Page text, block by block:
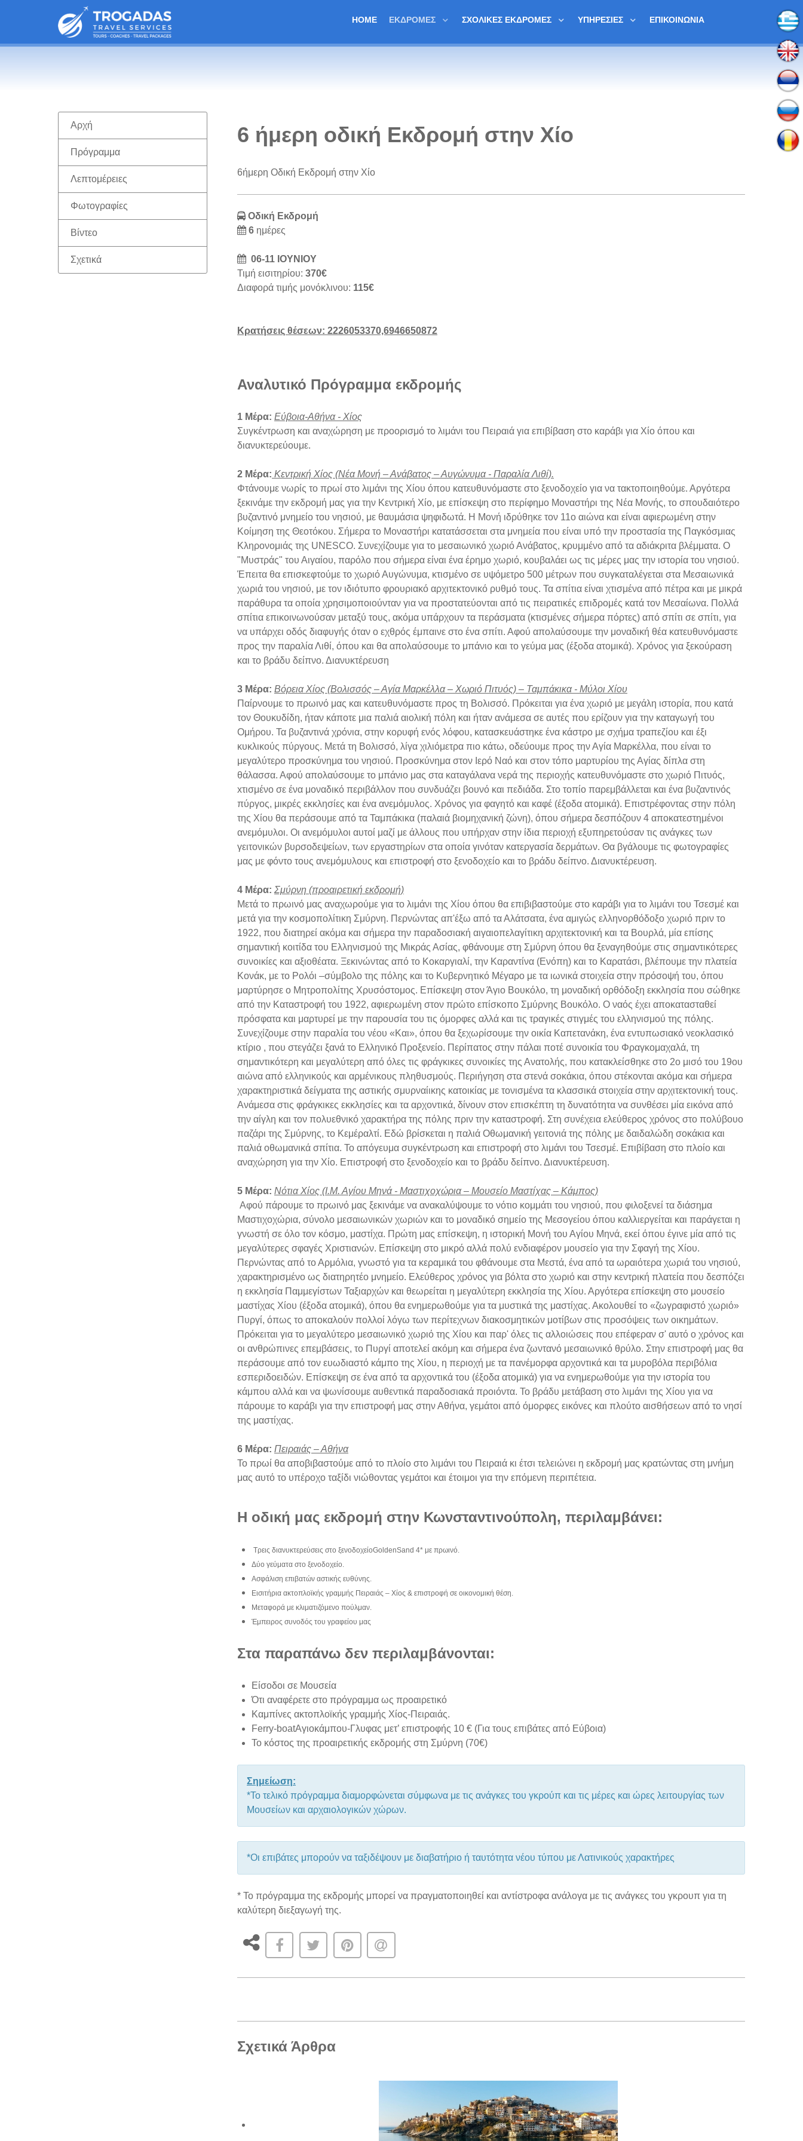
HOME ΕΚΔΡΟΜΈΣ ΣΧΟΛΙΚΈΣ ΕΚΔΡΟΜΈΣ ΥΠΗΡΕΣΊΕΣ ΕΠΙΚΟΙΝΩΝΊΑ
Αρχή
Πρόγραμμα
Λεπτομέρειες
Φωτογραφίες
Βίντεο
Σχετικά
6 ήμερη οδική Εκδρομή στην Χίο
6ήμερη Οδική Εκδρομή στην Χίο
Οδική Εκδρομή
6 ημέρες
06-11 ΙΟΥΝΙΟΥ
Τιμή εισιτηρίου: 370€
Διαφορά τιμής μονόκλινου: 115€
Κρατήσεις θέσεων: 2226053370,6946650872
Αναλυτικό Πρόγραμμα εκδρομής
1 Μέρα: Εύβοια-Αθήνα - Χίος
Συγκέντρωση και αναχώρηση με προορισμό το λιμάνι του Πειραιά για επιβίβαση στο καράβι για Χίο όπου και
διανυκτερεύουμε.
2 Μέρα: Κεντρική Χίος (Νέα Μονή – Ανάβατος – Αυγώνυμα - Παραλία Λιθί).
Φτάνουμε νωρίς το πρωί στο λιμάνι της Χίου όπου κατευθυνόμαστε στο ξενοδοχείο για να τακτοποιηθούμε. Αργότερα
ξεκινάμε την εκδρομή μας για την Κεντρική Χίο, με επίσκεψη στο περίφημο Μοναστήρι της Νέα Μονής, το σπουδαιότερο
βυζαντινό μνημείο του νησιού, με θαυμάσια ψηφιδωτά. Η Μονή ιδρύθηκε τον 11ο αιώνα και είναι αφιερωμένη στην
Κοίμηση της Θεοτόκου. Σήμερα το Μοναστήρι κατατάσσεται στα μνημεία που είναι υπό την προστασία της Παγκόσμιας
Κληρονομιάς της UNESCO. Συνεχίζουμε για το μεσαιωνικό χωριό Ανάβατος, κρυμμένο από τα αδιάκριτα βλέμματα. Ο
"Μυστράς" του Αιγαίου, παρόλο που σήμερα είναι ένα έρημο χωριό, κουβαλάει ως τις μέρες μας την ιστορία του νησιού.
Έπειτα θα επισκεφτούμε το χωριό Αυγώνυμα, κτισμένο σε υψόμετρο 500 μέτρων που συγκαταλέγεται στα Μεσαιωνικά
χωριά του νησιού, με τον ιδιότυπο φρουριακό αρχιτεκτονικό ρυθμό τους. Τα σπίτια είναι χτισμένα από πέτρα και με μικρά
παράθυρα τα οποία χρησιμοποιούνταν για να προστατεύονται από τις πειρατικές επιδρομές κατά τον Μεσαίωνα. Πολλά
σπίτια επικοινωνούσαν μεταξύ τους, ακόμα υπάρχουν τα περάσματα (κτισμένες σήμερα πόρτες) από σπίτι σε σπίτι, για
να υπάρχει οδός διαφυγής όταν ο εχθρός έμπαινε στο ένα σπίτι. Αφού απολαύσουμε την μοναδική θέα κατευθυνόμαστε
προς την παραλία Λιθί, όπου και θα απολαύσουμε το μπάνιο και το γεύμα μας (έξοδα ατομικά). Χρόνος για ξεκούραση
και το βράδυ δείπνο. Διανυκτέρευση
3 Μέρα: Βόρεια Χίος (Βολισσός – Αγία Μαρκέλλα – Χωριό Πιτυός) – Ταμπάκικα - Μύλοι Χίου
Παίρνουμε το πρωινό μας και κατευθυνόμαστε προς τη Βολισσό. Πρόκειται για ένα χωριό με μεγάλη ιστορία, που κατά
τον Θουκυδίδη, ήταν κάποτε μια παλιά αιολική πόλη και ήταν ανάμεσα σε αυτές που ερίζουν για την καταγωγή του
Ομήρου. Τα βυζαντινά χρόνια, στην κορυφή ενός λόφου, κατασκευάστηκε ένα κάστρο με σχήμα τραπεζίου και έξι
κυκλικούς πύργους. Μετά τη Βολισσό, λίγα χιλιόμετρα πιο κάτω, οδεύουμε προς την Αγία Μαρκέλλα, που είναι το
μεγαλύτερο προσκύνημα του νησιού. Προσκύνημα στον Ιερό Ναό και στον τόπο μαρτυρίου της Αγίας δίπλα στη
θάλασσα. Αφού απολαύσουμε το μπάνιο μας στα καταγάλανα νερά της περιοχής κατευθυνόμαστε στο χωριό Πιτυός,
xτισμένο σε ένα μοναδικό περιβάλλον που συνδυάζει βουνό και πεδιάδα. Στο τοπίο παρεμβάλλεται και ένα βυζαντινός
πύργος, μικρές εκκλησίες και ένα ανεμόμυλος. Χρόνος για φαγητό και καφέ (έξοδα ατομικά). Επιστρέφοντας στην πόλη
της Χίου θα περάσουμε από τα Ταμπάκικα (παλαιά βιομηχανική ζώνη), όπου σήμερα δεσπόζουν 4 αποκατεστημένοι
ανεμόμυλοι. Οι ανεμόμυλοι αυτοί μαζί με άλλους που υπήρχαν στην ίδια περιοχή εξυπηρετούσαν τις ανάγκες των
γειτονικών βυρσοδεψείων, των εργαστηρίων στα οποία γινόταν κατεργασία δερμάτων. Θα βγάλουμε τις φωτογραφίες
μας με φόντο τους ανεμόμυλους και επιστροφή στο ξενοδοχείο και το βράδυ δείπνο. Διανυκτέρευση.
4 Μέρα: Σμύρνη (προαιρετική εκδρομή)
Μετά το πρωινό μας αναχωρούμε για το λιμάνι της Χίου όπου θα επιβιβαστούμε στο καράβι για το λιμάνι του Τσεσμέ και
μετά για την κοσμοπολίτικη Σμύρνη. Περνώντας απ'έξω από τα Αλάτσατα, ένα αμιγώς ελληνορθόδοξο χωριό πριν το
1922, που διατηρεί ακόμα και σήμερα την παραδοσιακή αιγαιοπελαγίτικη αρχιτεκτονική και τα Βουρλά, μία επίσης
σημαντική κοιτίδα του Ελληνισμού της Μικράς Ασίας, φθάνουμε στη Σμύρνη όπου θα ξεναγηθούμε στις σημαντικότερες
συνοικίες και αξιοθέατα. Ξεκινώντας από το Κοκαργιαλί, την Καραντίνα (Ενόπη) και το Καρατάσι, βλέπουμε την πλατεία
Κονάκ, με το Ρολόι –σύμβολο της πόλης και το Κυβερνητικό Μέγαρο με τα ιωνικά στοιχεία στην πρόσοψή του, όπου
μαρτύρησε ο Μητροπολίτης Χρυσόστομος. Επίσκεψη στον Άγιο Βουκόλο, τη μοναδική ορθόδοξη εκκλησία που σώθηκε
από την Καταστροφή του 1922, αφιερωμένη στον πρώτο επίσκοπο Σμύρνης Βουκόλο. Ο ναός έχει αποκατασταθεί
πρόσφατα και μαρτυρεί με την παρουσία του τις όμορφες αλλά και τις τραγικές στιγμές του ελληνισμού της πόλης.
Συνεχίζουμε στην παραλία του νέου «Και», όπου θα ξεχωρίσουμε την οικία Καπετανάκη, ένα εντυπωσιακό νεοκλασικό
κτίριο , που στεγάζει ξανά το Ελληνικό Προξενείο. Περίπατος στην πάλαι ποτέ συνοικία του Φραγκομαχαλά, τη
σημαντικότερη και μεγαλύτερη από όλες τις φράγκικες συνοικίες της Ανατολής, που κατακλείσθηκε στο 2ο μισό του 19ου
αιώνα από ελληνικούς και αρμένικους πληθυσμούς. Περιήγηση στα στενά σοκάκια, όπου στέκονται ακόμα και σήμερα
χαρακτηριστικά δείγματα της αστικής σμυρναίικης κατοικίας με τονισμένα τα κλασσικά στοιχεία στην αρχιτεκτονική τους.
Ανάμεσα στις φράγκικες εκκλησίες και τα αρχοντικά, δίνουν στον επισκέπτη τη δυνατότητα να συνθέσει μία εικόνα από
την αίγλη και τον πολυεθνικό χαρακτήρα της πόλης πριν την καταστροφή. Στη συνέχεια ελεύθερος χρόνος στο πολύβουο
παζάρι της Σμύρνης, το Κεμέραλτί. Εδώ βρίσκεται η παλιά Οθωμανική γειτονιά της πόλης με δαιδαλώδη σοκάκια και
παλιά οθωμανικά σπίτια. Το απόγευμα συγκέντρωση και επιστροφή στο λιμάνι του Τσεσμέ. Επιβίβαση στο πλοίο και
αναχώρηση για την Χίο. Επιστροφή στο ξενοδοχείο και το βράδυ δείπνο. Διανυκτέρευση.
5 Μέρα: Νότια Χίος (Ι.Μ. Αγίου Μηνά - Μαστιχοχώρια – Μουσείο Μαστίχας – Κάμπος)
Αφού πάρουμε το πρωινό μας ξεκινάμε να ανακαλύψουμε το νότιο κομμάτι του νησιού, που φιλοξενεί τα διάσημα
Μαστιχοχώρια, σύνολο μεσαιωνικών χωριών και το μοναδικό σημείο της Μεσογείου όπου καλλιεργείται και παράγεται η
γνωστή σε όλο τον κόσμο, μαστίχα. Πρώτη μας επίσκεψη, η ιστορική Μονή του Αγίου Μηνά, εκεί όπου έγινε μία από τις
μεγαλύτερες σφαγές Χριστιανών. Επίσκεψη στο μικρό αλλά πολύ ενδιαφέρον μουσείο για την Σφαγή της Χίου.
Περνώντας από το Αρμόλια, γνωστό για τα κεραμικά του φθάνουμε στα Μεστά, ένα από τα ωραιότερα χωριά του νησιού,
χαρακτηρισμένο ως διατηρητέο μνημείο. Ελεύθερος χρόνος για βόλτα στο χωριό και στην κεντρική πλατεία που δεσπόζει
η εκκλησία Παμμεγίστων Ταξιαρχών και θεωρείται η μεγαλύτερη εκκλησία της Χίου. Αργότερα επίσκεψη στο μουσείο
μαστίχας Χίου (έξοδα ατομικά), όπου θα ενημερωθούμε για τα μυστικά της μαστίχας. Ακολουθεί το «ζωγραφιστό χωριό»
Πυργί, όπως το αποκαλούν πολλοί λόγω των περίτεχνων διακοσμητικών μοτίβων στις προσόψεις των οικημάτων.
Πρόκειται για το μεγαλύτερο μεσαιωνικό χωριό της Χίου και παρ' όλες τις αλλοιώσεις που επέφεραν σ' αυτό ο χρόνος και
οι ανθρώπινες επεμβάσεις, το Πυργί αποτελεί ακόμη και σήμερα ένα ζωντανό μεσαιωνικό θρύλο. Στην επιστροφή μας θα
περάσουμε από τον ευωδιαστό κάμπο της Χίου, η περιοχή με τα πανέμορφα αρχοντικά και τα μυροβόλα περιβόλια
εσπεριδοειδών. Επίσκεψη σε ένα από τα αρχοντικά του (έξοδα ατομικά) για να ενημερωθούμε για την ιστορία του
κάμπου αλλά και να ψωνίσουμε αυθεντικά παραδοσιακά προιόντα. Το βράδυ μετάβαση στο λιμάνι της Χίου για να
πάρουμε το καράβι για την επιστροφή μας στην Αθήνα, γεμάτοι από όμορφες εικόνες και πλούτο αισθήσεων από το νησί
της μαστίχας.
6 Μέρα: Πειραιάς – Αθήνα
Το πρωί θα αποβιβαστούμε από το πλοίο στο λιμάνι του Πειραιά κι έτσι τελειώνει η εκδρομή μας κρατώντας στη μνήμη
μας αυτό το υπέροχο ταξίδι νιώθοντας γεμάτοι και έτοιμοι για την επόμενη περιπέτεια.
Η οδική μας εκδρομή στην Κωνσταντινούπολη, περιλαμβάνει:
Τρεις διανυκτερεύσεις στο ξενοδοχείοGoldenSand 4* με πρωινό.
Δύο γεύματα στο ξενοδοχείο.
Ασφάλιση επιβατών αστικής ευθύνης.
Εισιτήρια ακτοπλοϊκής γραμμής Πειραιάς – Χίος & επιστροφή σε οικονομική θέση.
Μεταφορά με κλιματιζόμενο πούλμαν.
Έμπειρος συνοδός του γραφείου μας
Στα παραπάνω δεν περιλαμβάνονται:
Είσοδοι σε Μουσεία
Ότι αναφέρετε στο πρόγραμμα ως προαιρετικό
Καμπίνες ακτοπλοϊκής γραμμής Χίος-Πειραιάς.
Ferry-boatΑγιοκάμπου-Γλυφας μετ’ επιστροφής 10 € (Για τους επιβάτες από Εύβοια)
Το κόστος της προαιρετικής εκδρομής στη Σμύρνη (70€)
Σημείωση:
*Το τελικό πρόγραμμα διαμορφώνεται σύμφωνα με τις ανάγκες του γκρούπ και τις μέρες και ώρες λειτουργίας των
Μουσείων και αρχαιολογικών χώρων.
*Οι επιβάτες μπορούν να ταξιδέψουν με διαβατήριο ή ταυτότητα νέου τύπου με Λατινικούς χαρακτήρες
* Το πρόγραμμα της εκδρομής μπορεί να πραγματοποιηθεί και αντίστροφα ανάλογα με τις ανάγκες του γκρουπ για τη
καλύτερη διεξαγωγή της.
Σχετικά Άρθρα